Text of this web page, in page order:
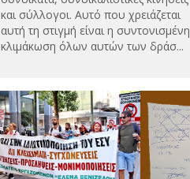
και σύλλογοι. Αυτό που χρειάζεται
αυτή τη στιγμή είναι η συντονισμένη
κλιμάκωση όλων αυτών των δράσ...